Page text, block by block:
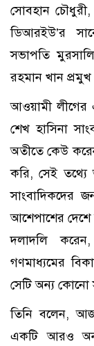
সোবহান
ডিআরইউ’র
সভাপতি
রহমান খান প্রমুখ
আওয়ামী লীগের
শেখ হাসিনা
অতীতে কেউ
করি, সেই
সাংবাদিকদের
আশেপাশের
দলাদলি
গণমাধ্যমের
সেটি অন্য কোনো
তিনি বলেন,
একটি আরও